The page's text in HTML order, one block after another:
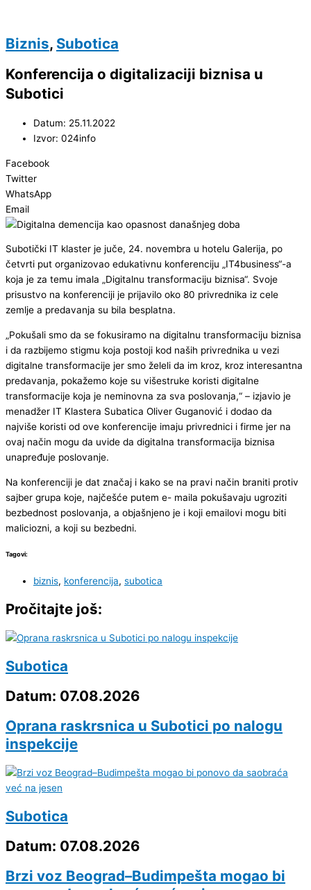
Biznis, Subotica
Konferencija o digitalizaciji biznisa u
Subotici
Datum: 25.11.2022
Izvor: 024info
Facebook
Twitter
WhatsApp
Email
Subotički IT klaster je juče, 24. novembra u hotelu Galerija, po
četvrti put organizovao edukativnu konferenciju „IT4business“-a
koja je za temu imala „Digitalnu transformaciju biznisa“. Svoje
prisustvo na konferenciji je prijavilo oko 80 privrednika iz cele
zemlje a predavanja su bila besplatna.
„Pokušali smo da se fokusiramo na digitalnu transformaciju biznisa
i da razbijemo stigmu koja postoji kod naših privrednika u vezi
digitalne transformacije jer smo želeli da im kroz, kroz interesantna
predavanja, pokažemo koje su višestruke koristi digitalne
transformacije koja je neminovna za sva poslovanja,“ – izjavio je
menadžer IT Klastera Subatica Oliver Guganović i dodao da
najviše koristi od ove konferencije imaju privrednici i firme jer na
ovaj način mogu da uvide da digitalna transformacija biznisa
unapređuje poslovanje.
Na konferenciji je dat značaj i kako se na pravi način braniti protiv
sajber grupa koje, najčešće putem e- maila pokušavaju ugroziti
bezbednost poslovanja, a objašnjeno je i koji emailovi mogu biti
maliciozni, a koji su bezbedni.
Tagovi:
biznis, konferencija, subotica
Pročitajte još:
Subotica
Datum: 07.08.2026
Oprana raskrsnica u Subotici po nalogu
inspekcije
Subotica
Datum: 07.08.2026
Brzi voz Beograd–Budimpešta mogao bi